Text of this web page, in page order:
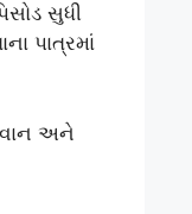
સુધી
પાત્રમાં
અને